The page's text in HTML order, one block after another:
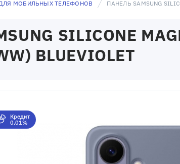
МОБИЛЬНЫХ ТЕЛЕФОНОВ ПАНЕЛЬ SAMSUNG
SILICONE
BLUEVIOLET
Кредит
0,01%